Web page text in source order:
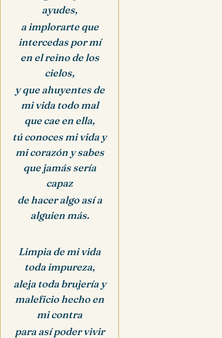
ayudes,
a implorarte que
intercedas por mí
en el reino de los
cielos,
y que ahuyentes de
mi vida todo mal
que cae en ella,
tú conoces mi vida y
mi corazón y sabes
que jamás sería
capaz
de hacer algo así a
alguien más.
Limpia de mi vida
toda impureza,
aleja toda brujería y
maleficio hecho en
mi contra
para así poder vivir